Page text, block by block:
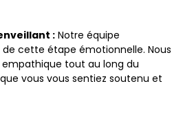
:Notre équipe
cette étape émotionnelle. Nous
tout au long du
vous vous sentiez soutenu et